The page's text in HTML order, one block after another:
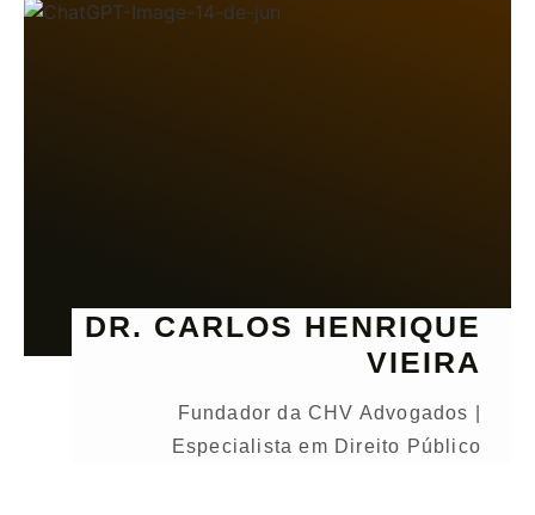
DR. CARLOS HENRIQUE
VIEIRA
Fundador da CHV Advogados |
Especialista em Direito Público